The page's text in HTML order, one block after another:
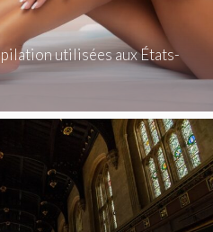
utilisées aux États-